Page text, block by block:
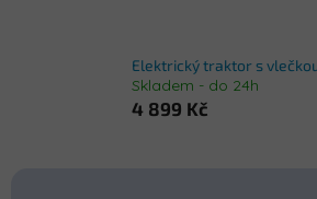
Elektrický traktor s
Skladem - do 24h
4 899 Kč